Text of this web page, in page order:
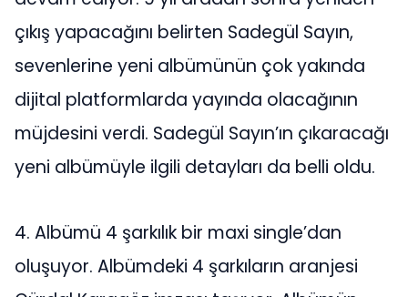
çıkış yapacağını belirten Sadegül Sayın,
sevenlerine yeni albümünün çok yakında
dijital platformlarda yayında olacağının
müjdesini verdi. Sadegül Sayın’ın çıkaracağı
yeni albümüyle ilgili detayları da belli oldu.
4. Albümü 4 şarkılık bir maxi single’dan
oluşuyor. Albümdeki 4 şarkıların aranjesi